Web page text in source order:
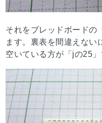
それをブレッドボードの
ます。裏表を間違えない
空いている方が「jの25」